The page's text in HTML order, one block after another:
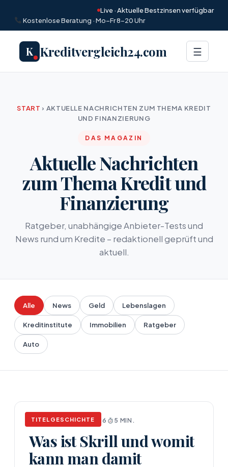
Live · Aktuelle Bestzinsen verfügbar
Kostenlose Beratung · Mo–Fr 8–20 Uhr
K Kreditvergleich24.com Menü
☰
START › AKTUELLE NACHRICHTEN ZUM THEMA KREDIT
UND FINANZIERUNG
DAS MAGAZIN
Aktuelle Nachrichten
zum Thema Kredit und
Finanzierung
Ratgeber, unabhängige Anbieter-Tests und
News rund um Kredite – redaktionell geprüft und
aktuell.
Alle News Geld Lebenslagen
Kreditinstitute Immobilien Ratgeber
Auto
TITELGESCHICHTE
NEWS APRIL 17, 2026 5 MIN.
Was ist Skrill und womit
kann man damit